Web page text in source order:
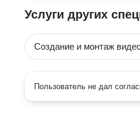
Услуги других
Создание и монтаж
Пользователь не дал